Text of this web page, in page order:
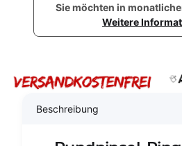
Sie möchten in
Weitere
Beschreibung